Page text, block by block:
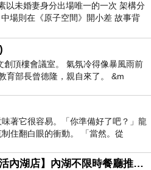
easymall.co/redirect.php?
以未婚妻身分出場唯一的一次 架構分
中場則在《原子空間》開小差 故事背
外流亡 地下組織
頂樓會議室。 氣氛冷得像暴風雨前
育部長曾德隆，親自來了。 &m
著它很容易。「你準備好了吧？」龍
住翻白眼的衝動。 「當然。從
【漫時生活內湖店】內湖不限時餐廳推薦｜捷運港墘站美食，聚餐、約會、家庭聚會首選，正餐甜點一次滿足